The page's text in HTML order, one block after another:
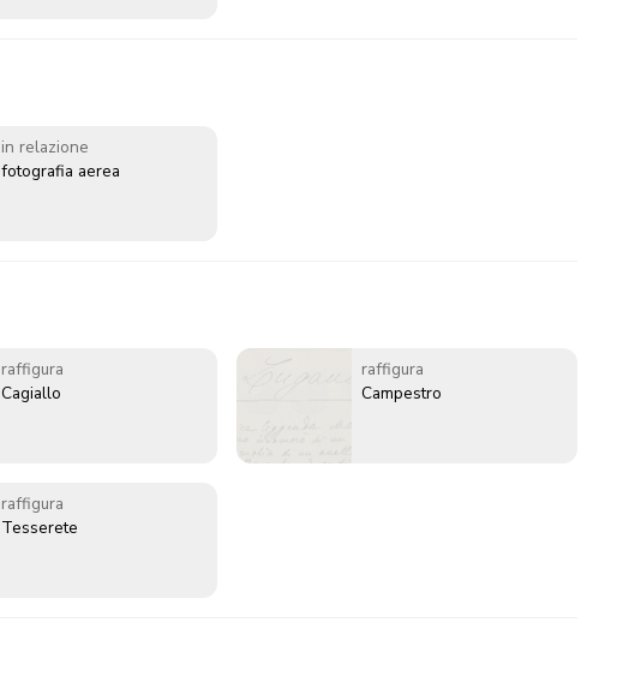
in relazione
fotografia aerea
raffigura
Cagiallo
raffigura
Campestro
raffigura
Tesserete